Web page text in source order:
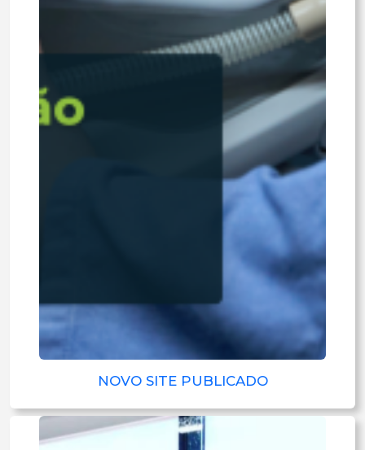
NOVO SITE PUBLICADO